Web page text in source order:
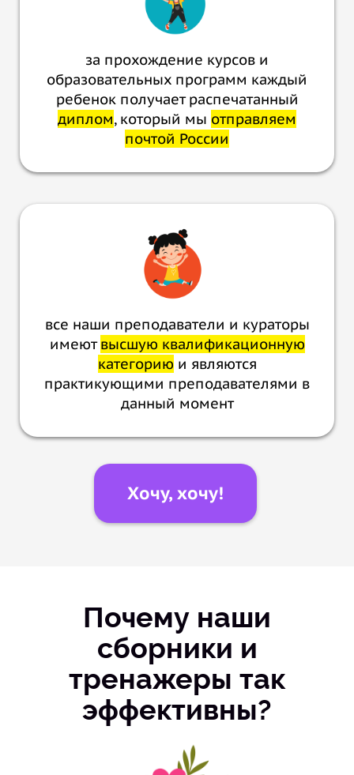
за прохождение курсов и
образовательных программ каждый
ребенок получает распечатанный
диплом, который мы отправляем
почтой России
все наши преподаватели и кураторы
имеютвысшую квалификационную
категорию и являются
практикующими преподавателями в
данный момент
Хочу, хочу!
Почему наши
сборники и
тренажеры так
эффективны?